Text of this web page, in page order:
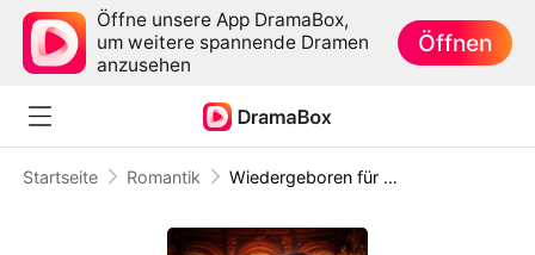
Öffne unsere App DramaBox,
um weitere spannende Dramen
anzusehen
Öffnen
Startseite Romantik Wiedergeboren für die Liebe des Alpha-Königs